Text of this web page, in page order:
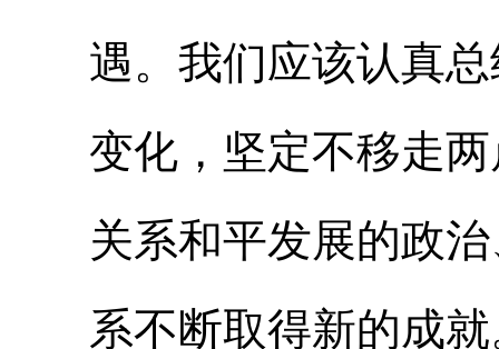
遇。我们应该认真
变化，坚定不移走
关系和平发展的政
系不断取得新的成